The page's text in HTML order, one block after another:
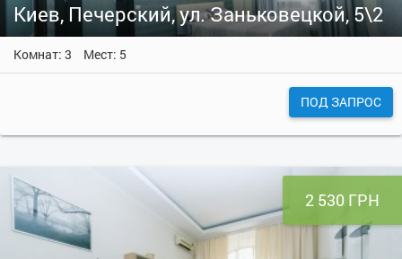
Киев, Печерский, ул. Заньковецкой, 5\2
Комнат: 3 Мест: 5
ПОД ЗАПРОС
2 530 ГРН